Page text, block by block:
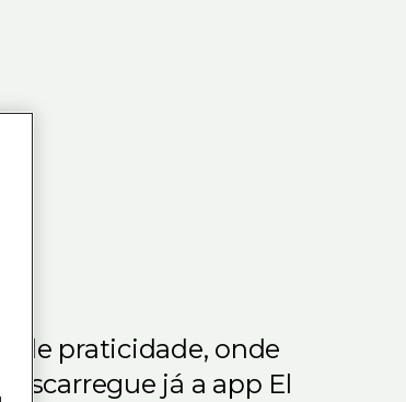
de praticidade, onde
Descarregue já a app El